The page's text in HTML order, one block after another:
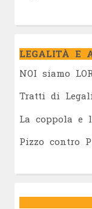
LEGALITÀ E
NOI siamo
Tratti di
La coppola e
Pizzo contro